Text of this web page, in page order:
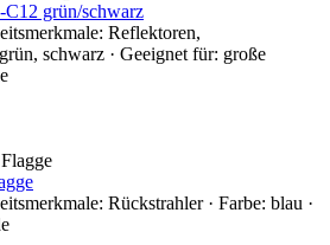
grün/schwarz
Reflektoren,
schwarz · Geeignet für: große
Rückstrahler · Farbe: blau ·